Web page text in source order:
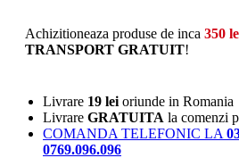
Achizitioneaza produse de inca 350
TRANSPORT GRATUIT!
Livrare 19 lei oriunde in Romania
Livrare GRATUITA la comenzi
COMANDA TELEFONIC LA
0769.096.096